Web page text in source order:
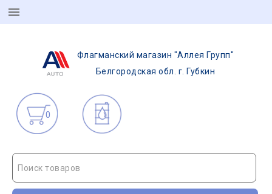
Флагманский магазин "Аллея Групп"
Белгородская обл. г. Губкин
0
Поиск товаров